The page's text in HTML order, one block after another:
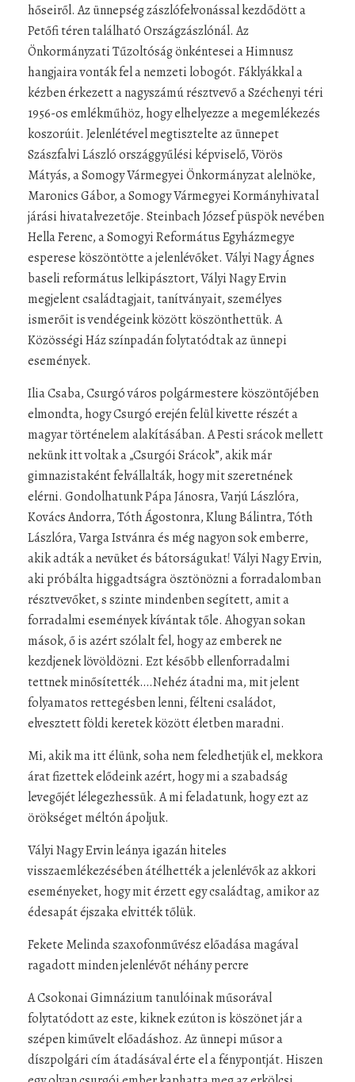
hőseiről. Az ünnepség zászlófelvonással kezdődött a
Petőfi téren található Országzászlónál. Az
Önkormányzati Tűzoltóság önkéntesei a Himnusz
hangjaira vonták fel a nemzeti lobogót. Fáklyákkal a
kézben érkezett a nagyszámú résztvevő a Széchenyi téri
1956-os emlékműhöz, hogy elhelyezze a megemlékezés
koszorúit. Jelenlétével megtisztelte az ünnepet
Szászfalvi László országgyűlési képviselő, Vörös
Mátyás, a Somogy Vármegyei Önkormányzat alelnöke,
Maronics Gábor, a Somogy Vármegyei Kormányhivatal
járási hivatalvezetője. Steinbach József püspök nevében
Hella Ferenc, a Somogyi Református Egyházmegye
esperese köszöntötte a jelenlévőket. Vályi Nagy Ágnes
baseli református lelkipásztort, Vályi Nagy Ervin
megjelent családtagjait, tanítványait, személyes
ismerőit is vendégeink között köszönthettük. A
Közösségi Ház színpadán folytatódtak az ünnepi
események.
Ilia Csaba, Csurgó város polgármestere köszöntőjében
elmondta, hogy Csurgó erején felül kivette részét a
magyar történelem alakításában. A Pesti srácok mellett
nekünk itt voltak a „Csurgói Srácok”, akik már
gimnazistaként felvállalták, hogy mit szeretnének
elérni. Gondolhatunk Pápa Jánosra, Varjú Lászlóra,
Kovács Andorra, Tóth Ágostonra, Klung Bálintra, Tóth
Lászlóra, Varga Istvánra és még nagyon sok emberre,
akik adták a nevüket és bátorságukat! Vályi Nagy Ervin,
aki próbálta higgadtságra ösztönözni a forradalomban
résztvevőket, s szinte mindenben segített, amit a
forradalmi események kívántak tőle. Ahogyan sokan
mások, ő is azért szólalt fel, hogy az emberek ne
kezdjenek lövöldözni. Ezt később ellenforradalmi
tettnek minősítették….Nehéz átadni ma, mit jelent
folyamatos rettegésben lenni, félteni családot,
elvesztett földi keretek között életben maradni.
Mi, akik ma itt élünk, soha nem feledhetjük el, mekkora
árat fizettek elődeink azért, hogy mi a szabadság
levegőjét lélegezhessük. A mi feladatunk, hogy ezt az
örökséget méltón ápoljuk.
Vályi Nagy Ervin leánya igazán hiteles
visszaemlékezésében átélhették a jelenlévők az akkori
eseményeket, hogy mit érzett egy családtag, amikor az
édesapát éjszaka elvitték tőlük.
Fekete Melinda szaxofonművész előadása magával
ragadott minden jelenlévőt néhány percre
A Csokonai Gimnázium tanulóinak műsorával
folytatódott az este, kiknek ezúton is köszönet jár a
szépen kiművelt előadáshoz. Az ünnepi műsor a
díszpolgári cím átadásával érte el a fénypontját. Hiszen